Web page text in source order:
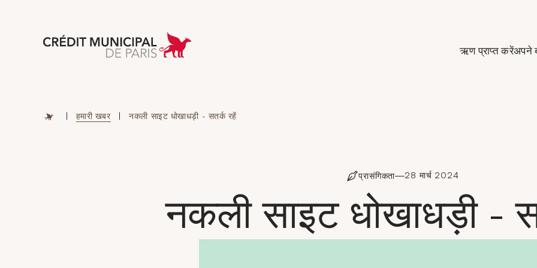
Aller à l'accueil de Crédit Municipal de Paris
ऋण प्राप्त करेंअपने
| हमारी खबर | नकली साइट धोखाधड़ी - सतर्क रहें
प्रासंगिकता 28 मार्च 2024
नकली साइट धोखाधड़ी -